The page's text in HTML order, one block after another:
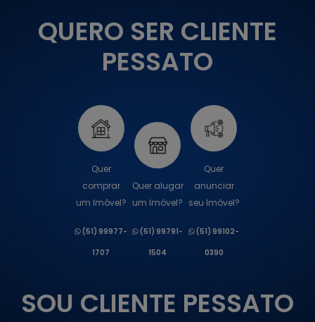
QUERO SER CLIENTE
PESSATO
Quer
comprar
um Imóvel?
(51) 99977-
1707
Quer alugar
um Imóvel?
(51) 99791-
1504
Quer
anunciar
seu Imóvel?
(51) 99102-
0390
SOU CLIENTE PESSATO